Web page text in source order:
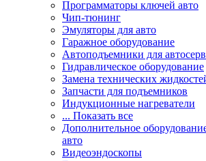
Программаторы ключей авто
Чип-тюнинг
Эмуляторы для авто
Гаражное оборудование
Автоподъемники для
Гидравлическое оборудование
Замена технических
Запчасти для подъемников
Индукционные нагреватели
... Показать все
Дополнительное
авто
Видеоэндоскопы